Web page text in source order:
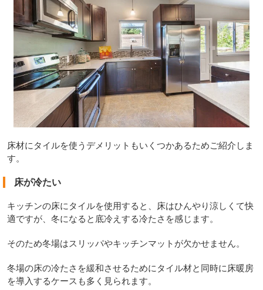
床材にタイルを使うデメリットもいくつかあるためご紹介しま
す。
床が冷たい
キッチンの床にタイルを使用すると、床はひんやり涼しくて快
適ですが、冬になると底冷えする冷たさを感じます。
そのため冬場はスリッパやキッチンマットが欠かせません。
冬場の床の冷たさを緩和させるためにタイル材と同時に床暖房
を導入するケースも多く見られます。